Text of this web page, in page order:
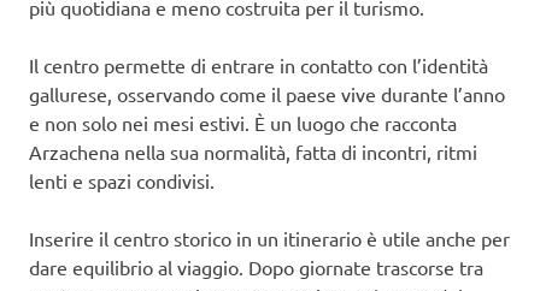
più quotidiana e meno costruita per il turismo.
Il centro permette di entrare in contatto con l’identità
gallurese, osservando come il paese vive durante l’anno
e non solo nei mesi estivi. È un luogo che racconta
Arzachena nella sua normalità, fatta di incontri, ritmi
lenti e spazi condivisi.
Inserire il centro storico in un itinerario è utile anche per
dare equilibrio al viaggio. Dopo giornate trascorse tra